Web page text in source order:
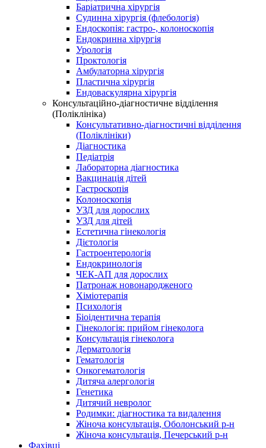
Баріатрична хірургія
Судинна хірургія (флебологія)
Ендоскопія: гастро-, колоноскопія
Ендокринна хірургія
Урологія
Проктологія
Амбулаторна хірургія
Пластична хірургія
Ендоваскулярна хірургія
Консультаційно-діагностичне відділення
(Поліклініка)
Консультативно-діагностичні відділення
(Поліклініки)
Діагностика
Педіатрія
Лабораторна діагностика
Вакцинація дітей
Гастроскопія
Колоноскопія
УЗД для дорослих
УЗД для дітей
Естетична гінекологія
Дієтологія
Гастроентерологія
Ендокринологія
ЧЕК-АП для дорослих
Патронаж новонародженого
Хіміотерапія
Психологія
Біоідентична терапія
Гінекологія: прийом гінеколога
Консультація гінеколога
Дерматологія
Гематологія
Онкогематологія
Дитяча алергологія
Генетика
Дитячий невролог
Родимки: діагностика та видалення
Жіноча консультація, Оболонський р-н
Жіноча консультація, Печерський р-н
Фахівці